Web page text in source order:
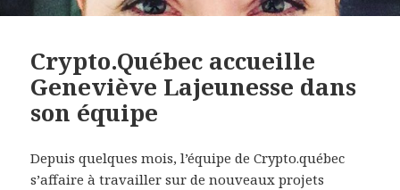
Crypto.Québec accueille
Geneviève Lajeunesse dans
son équipe
Depuis quelques mois, l’équipe de Crypto.québec
s’affaire à travailler sur de nouveaux projets